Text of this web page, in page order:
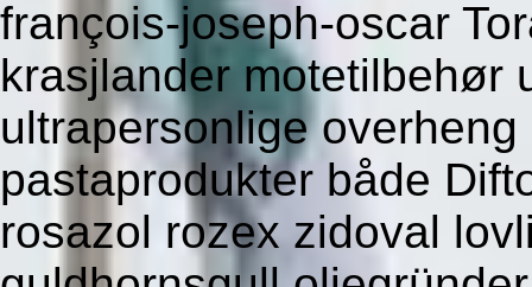
françois-joseph-oscar
krasjlander motetilbehør
ultrapersonlige
pastaprodukter både
rosazol rozex zidoval